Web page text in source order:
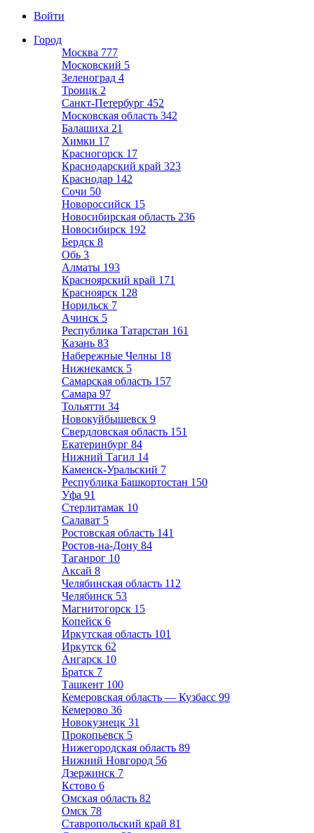
Войти
Город
Москва 777
Московский 5
Зеленоград 4
Троицк 2
Санкт-Петербург 452
Московская область 342
Балашиха 21
Химки 17
Красногорск 17
Краснодарский край 323
Краснодар 142
Сочи 50
Новороссийск 15
Новосибирская область 236
Новосибирск 192
Бердск 8
Обь 3
Алматы 193
Красноярский край 171
Красноярск 128
Норильск 7
Ачинск 5
Республика Татарстан 161
Казань 83
Набережные Челны 18
Нижнекамск 5
Самарская область 157
Самара 97
Тольятти 34
Новокуйбышевск 9
Свердловская область 151
Екатеринбург 84
Нижний Тагил 14
Каменск-Уральский 7
Республика Башкортостан 150
Уфа 91
Стерлитамак 10
Салават 5
Ростовская область 141
Ростов-на-Дону 84
Таганрог 10
Аксай 8
Челябинская область 112
Челябинск 53
Магнитогорск 15
Копейск 6
Иркутская область 101
Иркутск 62
Ангарск 10
Братск 7
Ташкент 100
Кемеровская область — Кузбасс 99
Кемерово 36
Новокузнецк 31
Прокопьевск 5
Нижегородская область 89
Нижний Новгород 56
Дзержинск 7
Кстово 6
Омская область 82
Омск 78
Ставропольский край 81